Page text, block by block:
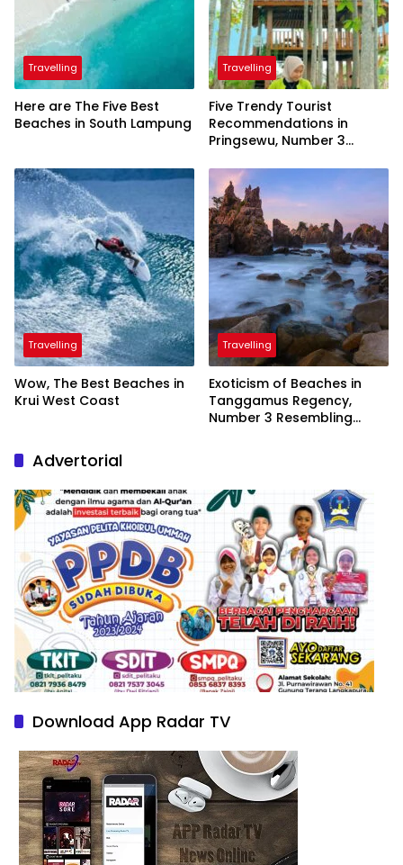
Travelling
Here are The Five Best
Beaches in South Lampung
Travelling
Five Trendy Tourist
Recommendations in
Pringsewu, Number 3
President
Travelling
Wow, The Best Beaches in
Krui West Coast
Travelling
Exoticism of Beaches in
Tanggamus Regency,
Number 3 Resembling
Advertorial
Download App Radar TV